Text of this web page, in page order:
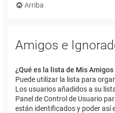
Arriba
Amigos e
¿Qué es la lista de Mis
Puede utilizar la lista para
Los usuarios añadidos a su
Panel de Control de Usuario
están identificados y poder así